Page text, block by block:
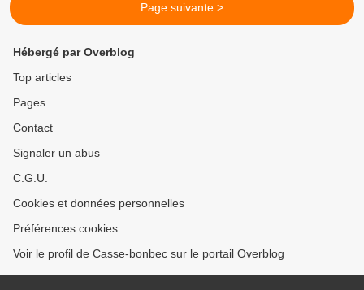
Page suivante >
Hébergé par Overblog
Top articles
Pages
Contact
Signaler un abus
C.G.U.
Cookies et données personnelles
Préférences cookies
Voir le profil de Casse-bonbec sur le portail Overblog